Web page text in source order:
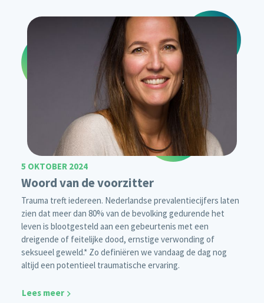
5 OKTOBER 2024
Woord van de voorzitter
Trauma treft iedereen. Nederlandse prevalentiecijfers laten
zien dat meer dan 80% van de bevolking gedurende het
leven is blootgesteld aan een gebeurtenis met een
dreigende of feitelijke dood, ernstige verwonding of
seksueel geweld.* Zo definiëren we vandaag de dag nog
altijd een potentieel traumatische ervaring.
Lees meer